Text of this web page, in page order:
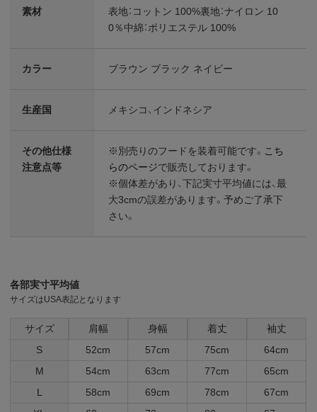
素材
表地：コットン 100%裏地：ナイロン 10
0％中綿：ポリエステル 100%
カラー ブラウン ブラック ネイビー
生産国 メキシコ、インドネシア
その他仕様
注意点等
※別売りのフードを装着可能です。 こち
らのページで販売しております。
※個体差があり、下記実寸平均値には、最
大3cmの誤差があります。予めご了承下
さい。
各部実寸平均値
サイズはUSA表記となります
サイズ 肩幅 身幅 着丈
袖丈
S
52cm 57cm 75cm
64cm
M
54cm 63cm 77cm
65cm
L
58cm 69cm 78cm
67cm